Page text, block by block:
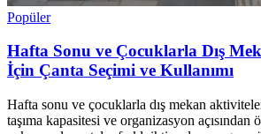
Popüler
Hafta Sonu ve Çocuklarla Dış
İçin Çanta Seçimi ve Kullanımı
Hafta sonu ve çocuklarla dış mekan
taşıma kapasitesi ve organizasyon açısından